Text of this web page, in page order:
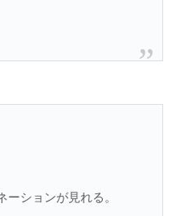
ーションが見れる。